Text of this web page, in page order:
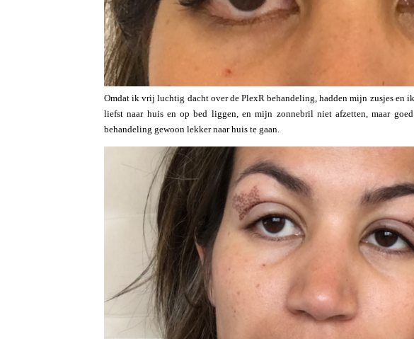
Omdat ik vrij luchtig dacht over de PlexR behandeling, hadden mijn zusjes en
liefst naar huis en op bed liggen, en mijn zonnebril niet afzetten, maar
behandeling gewoon lekker naar huis te gaan.